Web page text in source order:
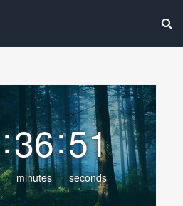
:36
minutes
:52
seconds